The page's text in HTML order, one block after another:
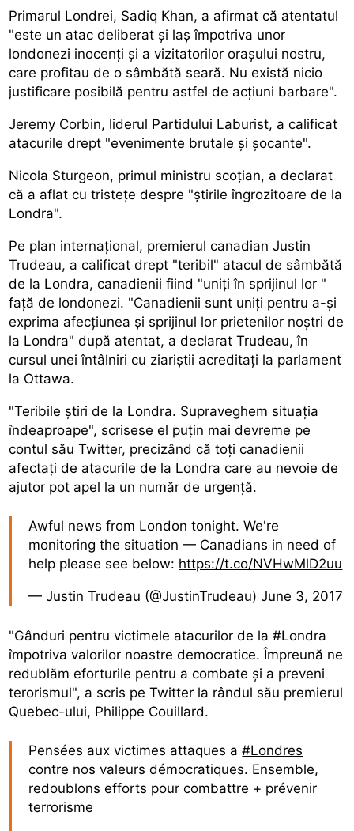
Primarul Londrei, Sadiq Khan, a afirmat că atentatul
"este un atac deliberat și laș împotriva unor
londonezi inocenți și a vizitatorilor orașului nostru,
care profitau de o sâmbătă seară. Nu există nicio
justificare posibilă pentru astfel de acțiuni barbare".
Jeremy Corbin, liderul Partidului Laburist, a calificat
atacurile drept "evenimente brutale și șocante".
Nicola Sturgeon, primul ministru scoțian, a declarat
că a aflat cu tristețe despre "știrile îngrozitoare de la
Londra".
Pe plan internațional, premierul canadian Justin
Trudeau, a calificat drept "teribil" atacul de sâmbătă
de la Londra, canadienii fiind "uniți în sprijinul lor "
față de londonezi. "Canadienii sunt uniți pentru a-și
exprima afecțiunea și sprijinul lor prietenilor noștri de
la Londra" după atentat, a declarat Trudeau, în
cursul unei întâlniri cu ziariștii acreditați la parlament
la Ottawa.
"Teribile știri de la Londra. Supraveghem situația
îndeaproape", scrisese el puțin mai devreme pe
contul său Twitter, precizând că toți canadienii
afectați de atacurile de la Londra care au nevoie de
ajutor pot apel la un număr de urgență.
Awful news from London tonight. We're
monitoring the situation — Canadians in need of
help please see below: https://t.co/NVHwMlD2uu
— Justin Trudeau (@JustinTrudeau)June 3, 2017
"Gânduri pentru victimele atacurilor de la #Londra
împotriva valorilor noastre democratice. Împreună ne
redublăm eforturile pentru a combate și a preveni
terorismul", a scris pe Twitter la rândul său premierul
Quebec-ului, Philippe Couillard.
Pensées aux victimes attaques a#Londres
contre nos valeurs démocratiques. Ensemble,
redoublons efforts pour combattre + prévenir
terrorisme